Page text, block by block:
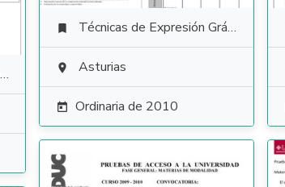
 Técnicas de Expresión Gráfico Plástica
 Asturias
 Ordinaria de 2010